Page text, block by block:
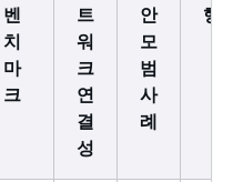
벤
치
마
크
트
워
크
연
결
성
안
모
범
사
례
행